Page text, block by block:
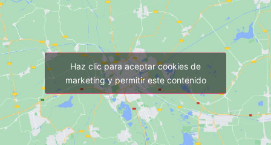
Haz clic para aceptar cookies de
marketing y permitir este contenido